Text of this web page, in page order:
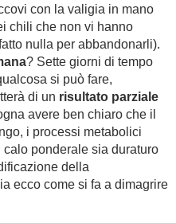
con la valigia in mano
chili che non vi hanno
nulla per abbandonarli).
? Sette giorni di tempo
si può fare,
di un risultato parziale
avere ben chiaro che il
i processi metabolici
ponderale sia duraturo
della
ecco come si fa a dimagrire